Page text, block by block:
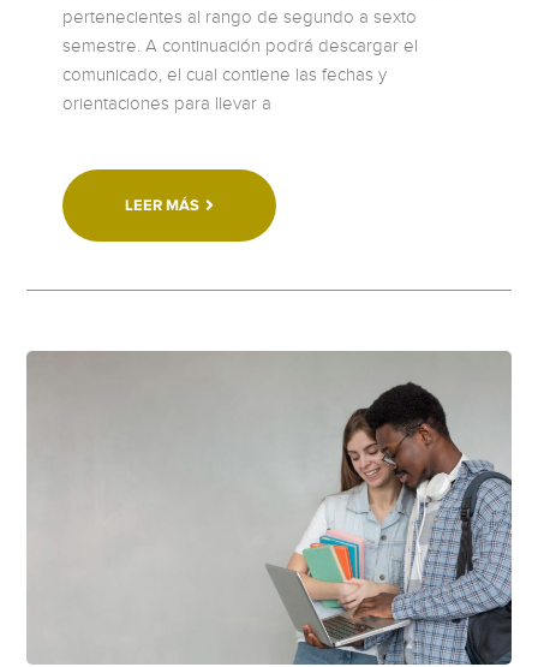
pertenecientes al rango de segundo a sexto
semestre. A continuación podrá descargar el
comunicado, el cual contiene las fechas y
orientaciones para llevar a
LEER MÁS